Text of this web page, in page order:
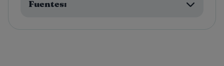
Fuentes: